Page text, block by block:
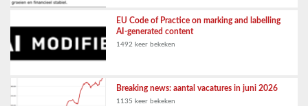
EU Code of Practice on marking and labelling
AI-generated content
1492 keer bekeken
Breaking news: aantal vacatures in juni 2026
1135 keer bekeken